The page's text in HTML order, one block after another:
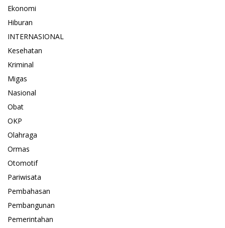
Ekonomi
Hiburan
INTERNASIONAL
Kesehatan
Kriminal
Migas
Nasional
Obat
OKP
Olahraga
Ormas
Otomotif
Pariwisata
Pembahasan
Pembangunan
Pemerintahan